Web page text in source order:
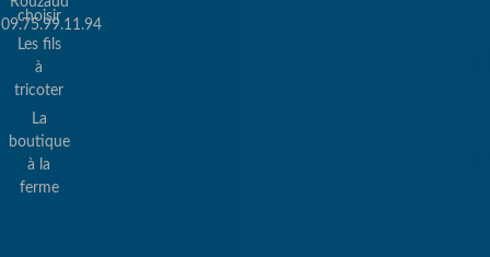
09.75.99.11.94
choisir
Les fils
à
tricoter
La
boutique
à la
ferme